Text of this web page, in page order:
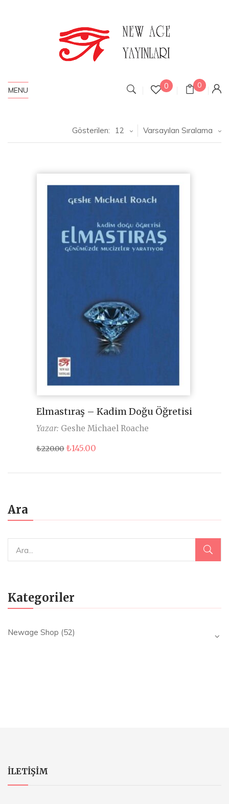
MENU 0 0
Ara
Kategoriler
Newage Shop (52)
Varsayılan Sıralama
Gösterilen: 12
Elmastıraş – Kadim Doğu Öğretisi
Yazar: Geshe Michael Roache
₺220.00Orijinal
₺145.00
₺145.00.
ILETIŞIM